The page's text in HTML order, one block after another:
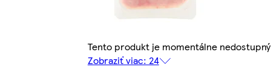
Tento produkt je momentálne nedostupný
Zobraziť viac: 24